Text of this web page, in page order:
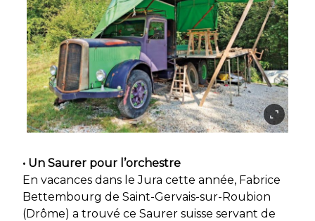
• Un Saurer pour l’orchestre
En vacances dans le Jura cette année, Fabrice
Bettembourg de Saint-Gervais-sur-Roubion
(Drôme) a trouvé ce Saurer suisse servant de